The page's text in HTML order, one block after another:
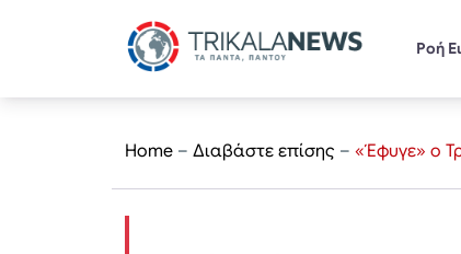
Ροή
Home – Διαβάστε επίσης – «Έφυγε» ο